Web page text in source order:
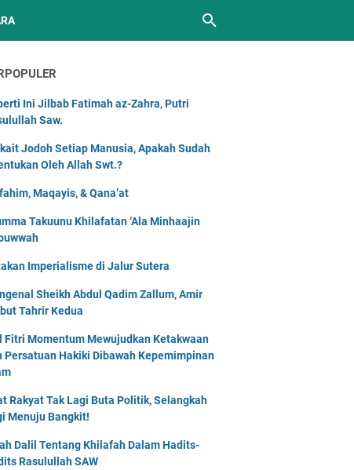
Ini Jilbab Fatimah az-Zahra, Putri
Saw.
Jodoh Setiap Manusia, Apakah Sudah
Oleh Allah Swt.?
Maqayis, & Qana’at
Takuunu Khilafatan ‘Ala Minhaajin
Imperialisme di Jalur Sutera
Sheikh Abdul Qadim Zallum, Amir
Tahrir Kedua
Fitri Momentum Mewujudkan Ketakwaan
Persatuan Hakiki Dibawah Kepemimpinan
Rakyat Tak Lagi Buta Politik, Selangkah
Menuju Bangkit!
Dalil Tentang Khilafah Dalam Hadits-
Rasulullah SAW